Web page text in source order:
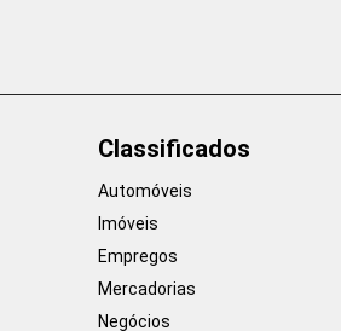
Classificados
Automóveis
Imóveis
Empregos
Mercadorias
Negócios